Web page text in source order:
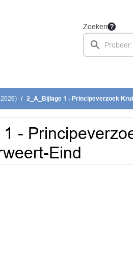
Zoeken
2_A_Bijlage 1 - Principeverzoek
-
Eind